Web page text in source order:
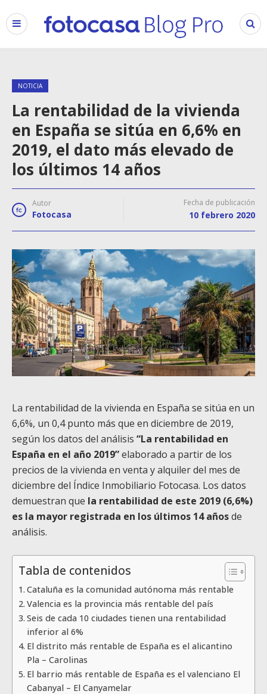
NOTICIA
La rentabilidad de la vivienda
en España se sitúa en 6,6% en
2019, el dato más elevado de
los últimos 14 años
Autor
Fotocasa
Fecha de publicación
10 febrero 2020
La rentabilidad de la vivienda en España se sitúa en un
6,6%, un 0,4 punto más que en diciembre de 2019,
según los datos del análisis “La rentabilidad en
España en el año 2019”elaborado a partir de los
precios de la vivienda en venta y alquiler del mes de
diciembre del Índice Inmobiliario Fotocasa. Los datos
demuestran que la rentabilidad de este 2019 (6,6%)
es la mayor registrada en los últimos 14 añosde
análisis.
Tabla de contenidos
Cataluña es la comunidad autónoma más rentable
Valencia es la provincia más rentable del país
Seis de cada 10 ciudades tienen una rentabilidad
inferior al 6%
El distrito más rentable de España es el alicantino
Pla – Carolinas
El barrio más rentable de España es el valenciano El
Cabanyal – El Canyamelar